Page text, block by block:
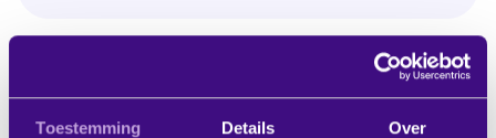
Toestemming Details Over
Productbeschrijving